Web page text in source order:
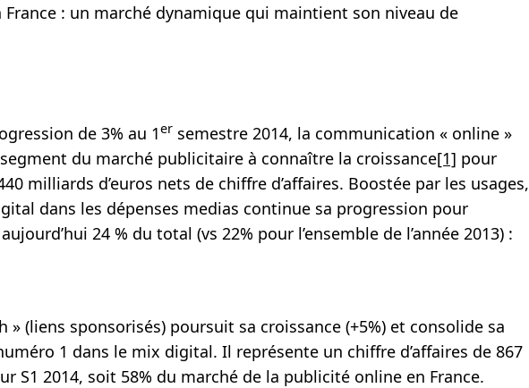
France : un marché dynamique qui maintient son niveau de
de 3% au 1er semestre 2014, la communication « online »
segment du marché publicitaire à connaître la croissance[1] pour
milliards d’euros nets de chiffre d’affaires. Boostée par les usages,
dans les dépenses medias continue sa progression pour
24 % du total (vs 22% pour l’ensemble de l’année 2013) :
» (liens sponsorisés) poursuit sa croissance (+5%) et consolide sa
1 dans le mix digital. Il représente un chiffre d’affaires de 867
S1 2014, soit 58% du marché de la publicité online en France.